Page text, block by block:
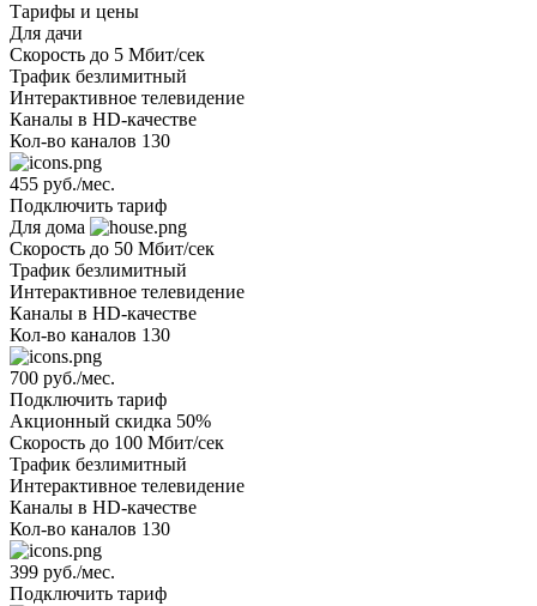
Тарифы и цены
Для дачи
Скорость до 5 Мбит/сек
Трафик безлимитный
Интерактивное телевидение
Каналы в HD-качестве
Кол-во каналов 130
455 руб./мес.
Подключить тариф
Для дома
Скорость до 50 Мбит/сек
Трафик безлимитный
Интерактивное телевидение
Каналы в HD-качестве
Кол-во каналов 130
700 руб./мес.
Подключить тариф
Акционный скидка 50%
Скорость до 100 Мбит/сек
Трафик безлимитный
Интерактивное телевидение
Каналы в HD-качестве
Кол-во каналов 130
399 руб./мес.
Подключить тариф